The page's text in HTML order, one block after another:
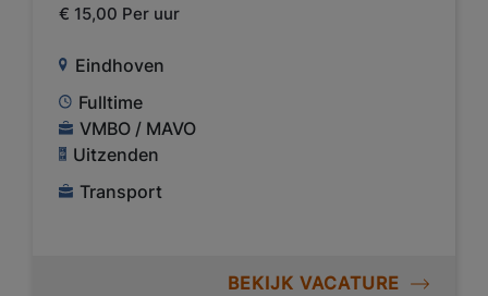
€ 15,00 Per uur
Eindhoven
Fulltime
VMBO / MAVO
Uitzenden
Transport
BEKIJK VACATURE